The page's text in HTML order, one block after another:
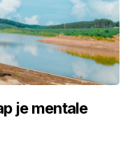
je mentale